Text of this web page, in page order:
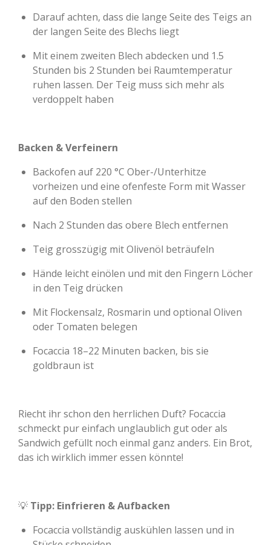
Darauf achten, dass die lange Seite des Teigs an
der langen Seite des Blechs liegt
Mit einem zweiten Blech abdecken und 1.5
Stunden bis 2 Stunden bei Raumtemperatur
ruhen lassen. Der Teig muss sich mehr als
verdoppelt haben
Backen & Verfeinern
Backofen auf 220 °C Ober-/Unterhitze
vorheizen und eine ofenfeste Form mit Wasser
auf den Boden stellen
Nach 2 Stunden das obere Blech entfernen
Teig grosszügig mit Olivenöl beträufeln
Hände leicht einölen und mit den Fingern Löcher
in den Teig drücken
Mit Flockensalz, Rosmarin und optional Oliven
oder Tomaten belegen
Focaccia 18–22 Minuten backen, bis sie
goldbraun ist
Riecht ihr schon den herrlichen Duft? Focaccia
schmeckt pur einfach unglaublich gut oder als
Sandwich gefüllt noch einmal ganz anders. Ein Brot,
das ich wirklich immer essen könnte!
💡 Tipp: Einfrieren & Aufbacken
Focaccia vollständig auskühlen lassen und in